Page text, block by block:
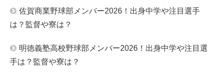
佐賀商業野球部メンバー2026！出身中学や注目選手
は？監督や寮は？
明徳義塾高校野球部メンバー2026！出身中学や注目選
手は？監督や寮は？